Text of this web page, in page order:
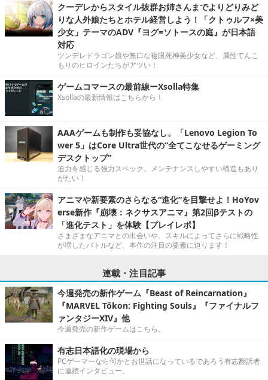
クーデレからスタイル抜群お姉さんまでよりどりみど
りな人外娘たちとホテル経営しよう！「クトゥルフ×美
少女」テーマのADV『ヨグ=ソトースの庭』が日本語
対応
ツンデレドラゴン娘や無口な複眼死神美少女など、属性てんこ
もりのヒロインたちがアツい！
ゲームコマースの最前線ーXsolla特集
Xsollaの最新情報はこちらから！
AAAゲームも制作も妥協なし。「Lenovo Legion To
wer 5」はCore Ultra世代の“全てこなせるゲーミング
デスクトップ”
迫力を感じる強力スペック。メンテナンスしやすい構造もあり
がたい！
アニマや新要素のさらなる“進化”を目撃せよ！HoYov
erse新作『崩壊：ネクサスアニマ』第2回βテストの
「進化テスト」を体験【プレイレポ】
さまざまなアニマとの出会いや、スキルによってさらに戦略性
が増したバトルなど、本作の注目の要素に迫ります！
連載・注目記事
今週発売の新作ゲーム『Beast of Reincarnation』
『MARVEL Tōkon: Fighting Souls』『ファイナルフ
ァンタジーXIV』他
今週発売の新作ゲームはこちら。
有志日本語化の現場から
PCゲーマーなら何かとお世話になっているであろう有志翻訳者
に連続インタビュー。